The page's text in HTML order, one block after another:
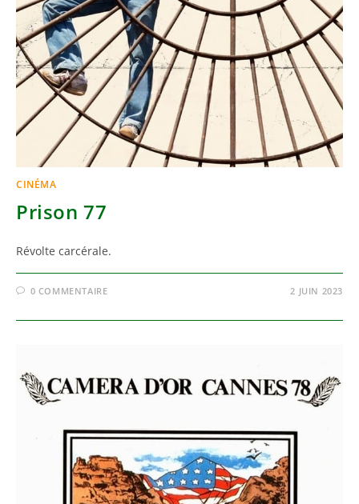
CINÉMA
Prison 77
Révolte carcérale.
0 COMMENTAIRE 2 JUIN 2023